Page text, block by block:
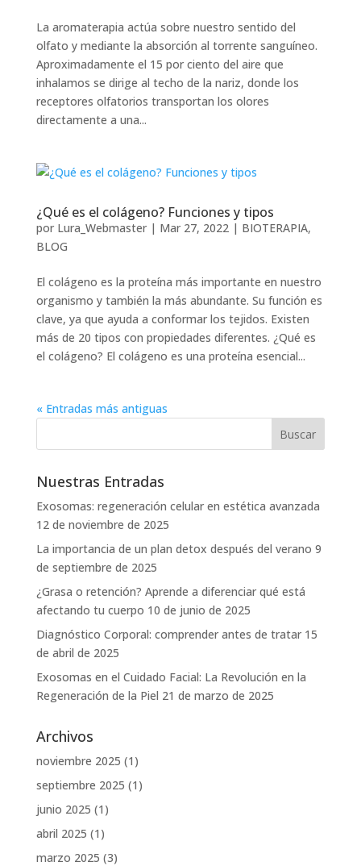
La aromaterapia actúa sobre nuestro sentido del
olfato y mediante la absorción al torrente sanguíneo.
Aproximadamente el 15 por ciento del aire que
inhalamos se dirige al techo de la nariz, donde los
receptores olfatorios transportan los olores
directamente a una...
¿Qué es el colágeno? Funciones y tipos
por Lura_Webmaster| Mar 27, 2022| BIOTERAPIA,
BLOG
El colágeno es la proteína más importante en nuestro
organismo y también la más abundante. Su función es
clave, ya que ayuda a conformar los tejidos. Existen
más de 20 tipos con propiedades diferentes. ¿Qué es
el colágeno? El colágeno es una proteína esencial...
« Entradas más antiguas
Nuestras Entradas
Exosomas: regeneración celular en estética avanzada
12 de noviembre de 2025
La importancia de un plan detox después del verano 9
de septiembre de 2025
¿Grasa o retención? Aprende a diferenciar qué está
afectando tu cuerpo 10 de junio de 2025
Diagnóstico Corporal: comprender antes de tratar 15
de abril de 2025
Exosomas en el Cuidado Facial: La Revolución en la
Regeneración de la Piel 21 de marzo de 2025
Archivos
noviembre 2025 (1)
septiembre 2025 (1)
junio 2025 (1)
abril 2025 (1)
marzo 2025 (3)